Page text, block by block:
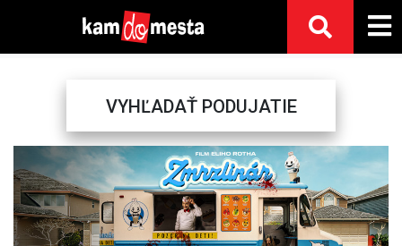
VYHĽADAŤ PODUJATIE
Previous Next